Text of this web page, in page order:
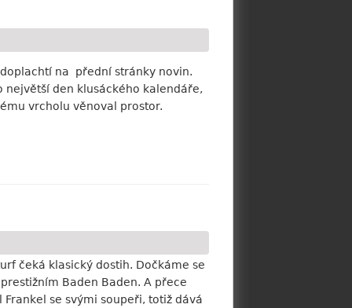
na přední stránky novin.
den klusáckého kalendáře,
vrcholu věnoval prostor.
čeká klasický dostih. Dočkáme se
Baden Baden. A přece
se svými soupeři, totiž dává